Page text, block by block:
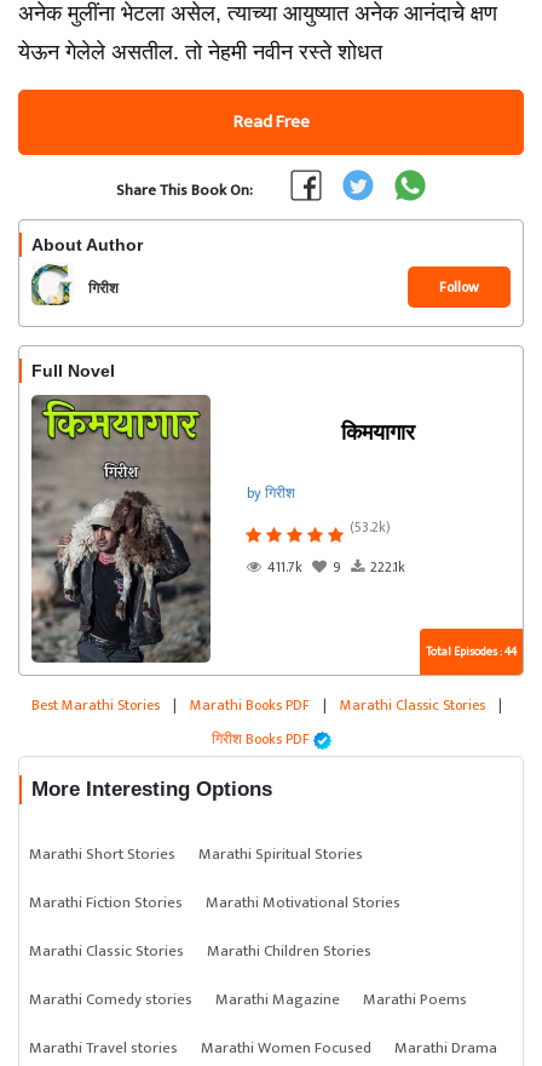
अनेक मुलींना भेटला असेल, त्याच्या आयुष्यात अनेक आनंदाचे क्षण
येऊन गेलेले असतील. तो नेहमी नवीन रस्ते शोधत
Read Free
Share This Book On:
About Author
गिरीश Follow
Full Novel
किमयागार
by गिरीश
(53.2k)
411.7k
9 222.1k
Total Episodes : 44
Best Marathi Stories | Marathi Books PDF | Marathi Classic Stories |
गिरीश Books PDF
More Interesting Options
Marathi Short Stories
Marathi Spiritual Stories
Marathi Fiction Stories
Marathi Motivational Stories
Marathi Classic Stories
Marathi Children Stories
Marathi Comedy stories
Marathi Magazine
Marathi Poems
Marathi Travel stories
Marathi Women Focused Marathi Drama